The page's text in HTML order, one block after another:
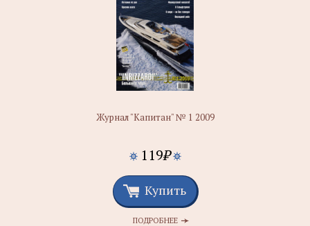
Журнал "Капитан" № 1 2009
119₽
Купить
ПОДРОБНЕЕ